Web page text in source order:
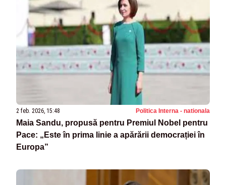
2 feb. 2026, 15:48 Politica Interna - nationala
Maia Sandu, propusă pentru Premiul Nobel pentru
Pace: „Este în prima linie a apărării democrației în
Europa”